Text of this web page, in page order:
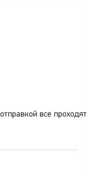
все проходят